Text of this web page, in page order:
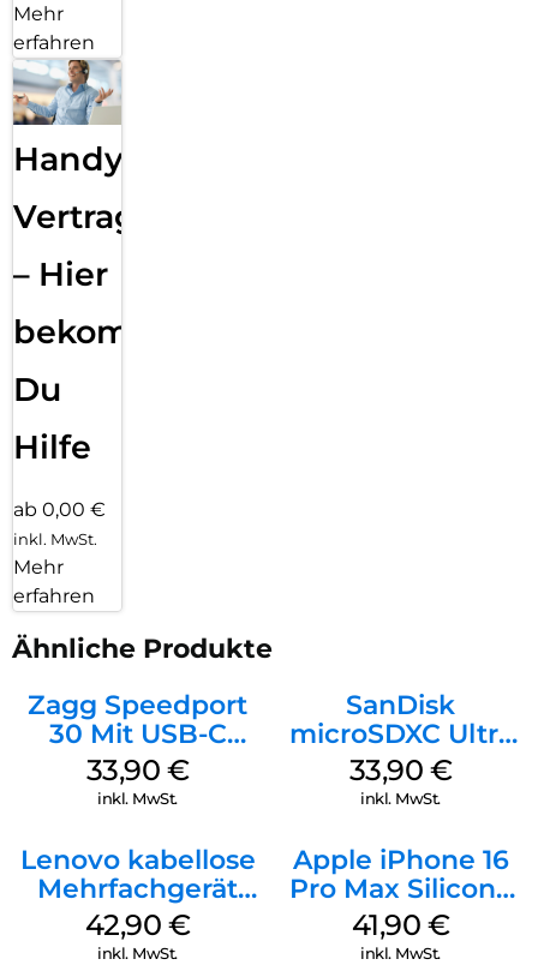
Mehr
erfahren
Handy
Vertragsabwicklung
– Hier
bekommst
Du
Hilfe
ab 0,00 €
inkl. MwSt.
Mehr
erfahren
Ähnliche Produkte
Zagg Speedport
30 Mit USB-C
Kabel Weiß
33,90 €
inkl. MwSt.
SanDisk
microSDXC Ultra
128 GB + Adapter
Mobile
33,90 €
inkl. MwSt.
Lenovo kabellose
Mehrfachgerät
Luna Grey
42,90 €
inkl. MwSt.
Apple iPhone 16
Pro Max Silicone
Case MagSafe
Ultramarine
41,90 €
inkl. MwSt.